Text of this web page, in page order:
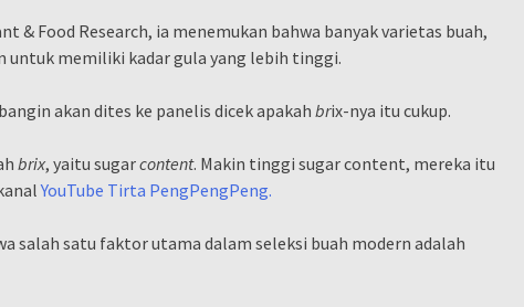
& Food Research, ia menemukan bahwa banyak varietas buah,
untuk memiliki kadar gula yang lebih tinggi.
akan dites ke panelis dicek apakah brix-nya itu cukup.
brix, yaitu sugarcontent. Makin tinggi sugar content, mereka itu
YouTube Tirta PengPengPeng.
salah satu faktor utama dalam seleksi buah modern adalah